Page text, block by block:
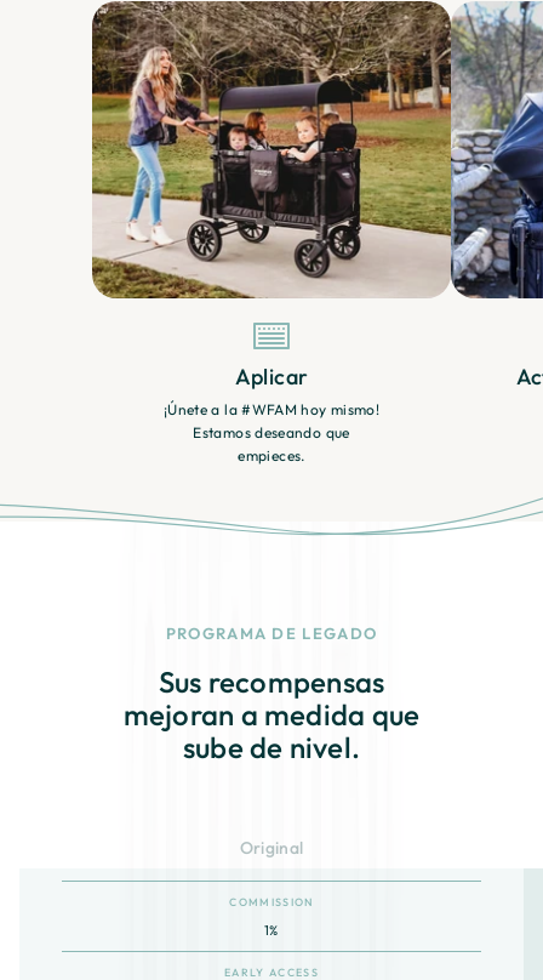
Aplicar
¡Únete a la #WFAM hoy mismo!
Estamos deseando que
empieces.
PROGRAMA DE LEGADO
Sus recompensas
mejoran a medida que
sube de nivel.
Original
COMMISSION
1%
EARLY ACCESS